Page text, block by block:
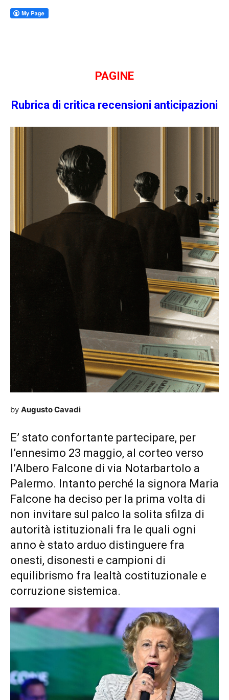
PAGINE
Rubrica di critica recensioni anticipazioni
by Augusto Cavadi
E’ stato confortante partecipare, per
l’ennesimo 23 maggio, al corteo verso
l’Albero Falcone di via Notarbartolo a
Palermo. Intanto perché la signora Maria
Falcone ha deciso per la prima volta di
non invitare sul palco la solita sfilza di
autorità istituzionali fra le quali ogni
anno è stato arduo distinguere fra
onesti, disonesti e campioni di
equilibrismo fra lealtà costituzionale e
corruzione sistemica.